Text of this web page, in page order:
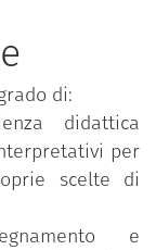
didattiche
e si sviluppa
lezioni e
da docenti
di:
didattica
per
scelte di
e